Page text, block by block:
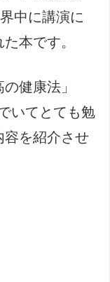
中に講演に
本です。
健康法」
いてとても勉
を紹介させ